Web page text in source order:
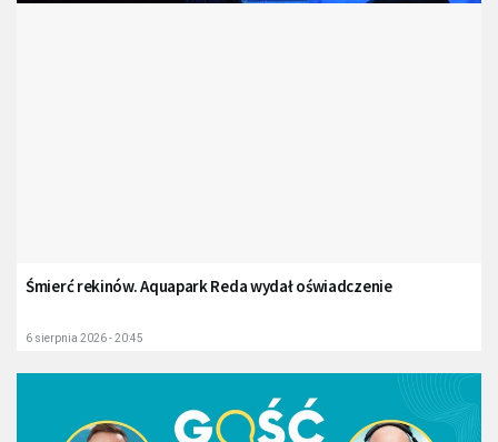
Śmierć rekinów. Aquapark Reda wydał oświadczenie
6 sierpnia 2026 - 20:45